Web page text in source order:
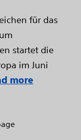
für das
startet die
im Juni
more